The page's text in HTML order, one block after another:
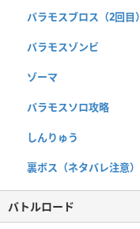
バラモスブロス（2回目）
バラモスゾンビ
ゾーマ
バラモスソロ攻略
しんりゅう
裏ボス（ネタバレ注意）
バトルロード